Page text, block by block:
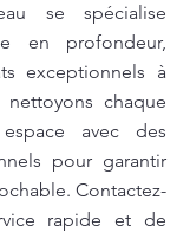
se spécialise
en profondeur,
exceptionnels à
chaque
avec des
pour garantir
Contactez-
rapide et de